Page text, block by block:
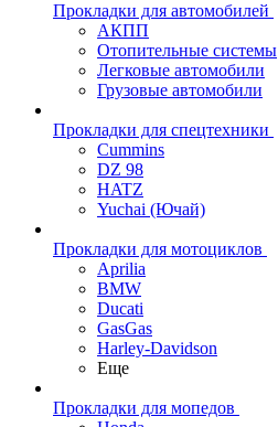
Прокладки для автомобилей
АКПП
Отопительные системы
Легковые автомобили
Грузовые автомобили
Прокладки для спецтехники
Cummins
DZ 98
HATZ
Yuchai (Ючай)
Прокладки для мотоциклов
Aprilia
BMW
Ducati
GasGas
Harley-Davidson
Еще
Прокладки для мопедов